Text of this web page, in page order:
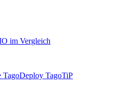
im Vergleich
TagoDeploy TagoTiP